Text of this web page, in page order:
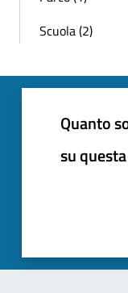
Scuola (2)
Quanto
su